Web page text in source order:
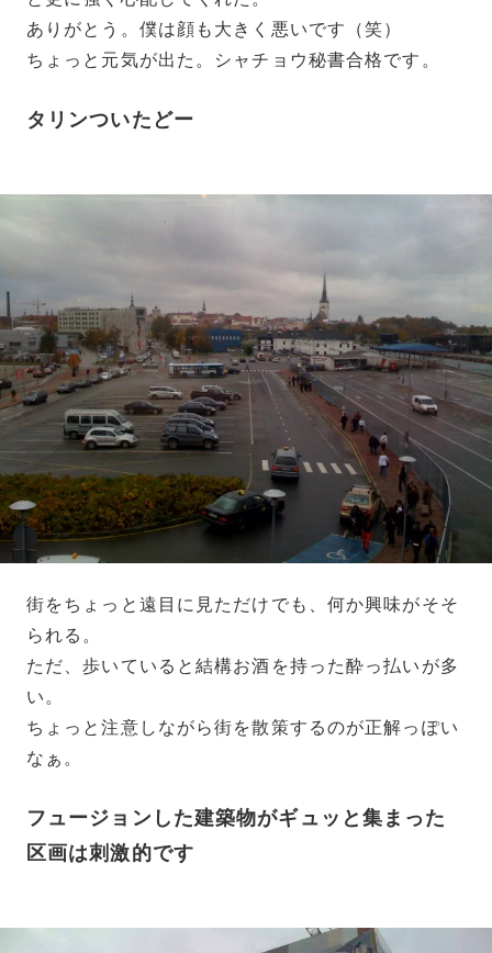
ありがとう。僕は顔も大きく悪いです（笑）
ちょっと元気が出た。シャチョウ秘書合格です。
タリンついたどー
街をちょっと遠目に見ただけでも、何か興味がそそ
られる。
ただ、歩いていると結構お酒を持った酔っ払いが多
い。
ちょっと注意しながら街を散策するのが正解っぽい
なぁ。
フュージョンした建築物がギュッと集まった
区画は刺激的です